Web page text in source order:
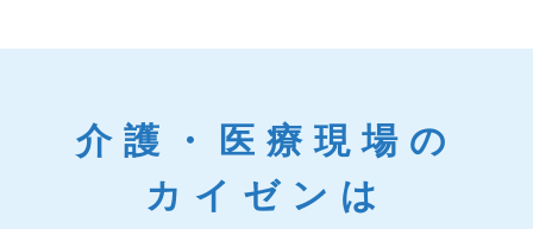
介護・医療現場の
カイゼンは